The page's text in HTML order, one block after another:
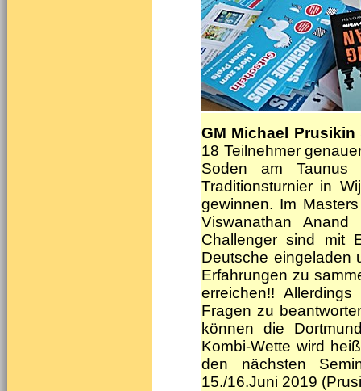
GM Michael Prusikin
18 Teilnehmer
Soden am
Traditionsturnier in
gewinnen. Im
Viswanathan
Challenger sind mit
Deutsche eingeladen
Erfahrungen zu
erreichen!!
Fragen zu
können die
Kombi-Wette wird
den nächsten
15./16.Juni 2019